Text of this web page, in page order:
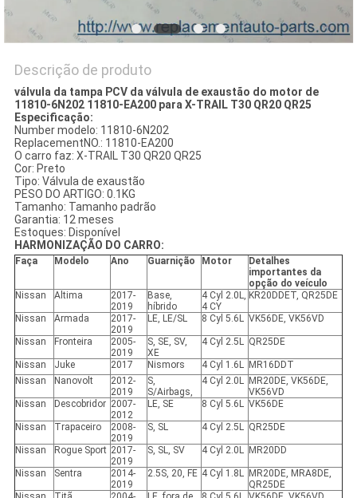
Descrição de produto
válvula da tampa PCV da válvula de exaustão do motor de
11810-6N202 11810-EA200 para X-TRAIL T30 QR20 QR25
Especificação:
Number modelo: 11810-6N202
ReplacementNO.: 11810-EA200
O carro faz: X-TRAIL T30 QR20 QR25
Cor: Preto
Tipo: Válvula de exaustão
PESO DO ARTIGO: 0.1KG
Tamanho: Tamanho padrão
Garantia: 12 meses
Estoques: Disponível
HARMONIZAÇÃO DO CARRO:
Faça Modelo Ano Guarnição Motor
Detalhes
importantes da
opção do veículo
Nissan
Altima
2017-
2019
Base,
híbrido
4 Cyl 2.0L,
4 CY
KR20DDET, QR25DE
Nissan Armada
2017-
2019
LE, LE/SL 8 Cyl 5.6L VK56DE, VK56VD
Nissan Fronteira
2005-
2019
S, SE, SV,
XE
4 Cyl 2.5L QR25DE
Nissan Juke 2017 Nismors 4 Cyl 1.6L MR16DDT
Nissan
Nanovolt
2012-
2019
S,
S/Airbags,
4 Cyl 2.0L MR20DE, VK56DE,
VK56VD
Nissan
Descobridor 2007-
2012
LE, SE 8 Cyl 5.6L VK56DE
Nissan Trapaceiro
2008-
2019
S, SL 4 Cyl 2.5L QR25DE
Nissan Rogue Sport 2017-
2019
S, SL, SV 4 Cyl 2.0L MR20DD
Nissan Sentra
2014-
2019
2.5S, 20, FE 4 Cyl 1.8L MR20DE, MRA8DE,
QR25DE